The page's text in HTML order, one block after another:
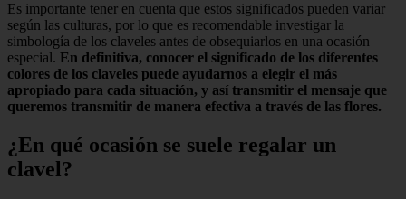
Es importante tener en cuenta que estos significados pueden variar
según las culturas, por lo que es recomendable investigar la
simbología de los claveles antes de obsequiarlos en una ocasión
especial. En definitiva, conocer el significado de los diferentes
colores de los claveles puede ayudarnos a elegir el más
apropiado para cada situación, y así transmitir el mensaje que
queremos transmitir de manera efectiva a través de las flores.
¿En qué ocasión se suele regalar un
clavel?